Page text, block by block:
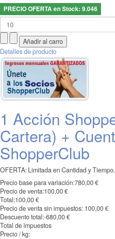
PRECIO OFERTA en Stock: 9.046
Detalles de producto
1 Acción
Cartera) +
ShopperClub
OFERTA: Limitada en Cantidad y
Precio base para variación:780,00 €
Precio de venta:100,00 €
Total:100,00 €
Precio de venta sin impuestos: 100,00 €
Descuento total:-680,00 €
Total de impuestos
Precio / kg: